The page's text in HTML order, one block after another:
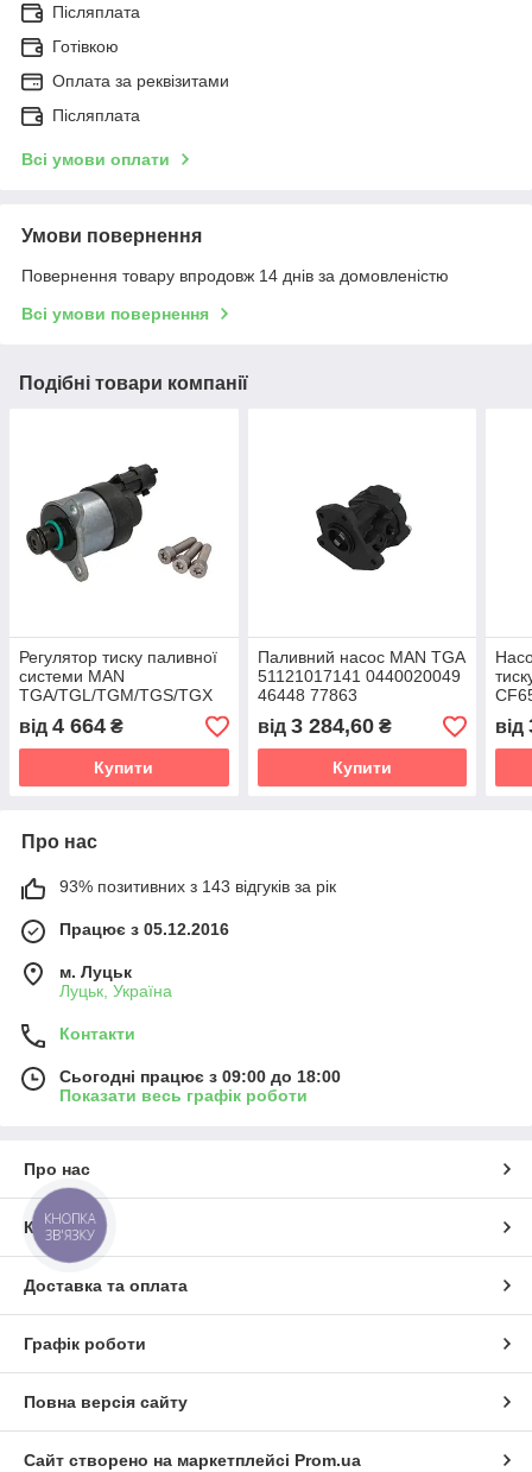
Післяплата
Готівкою
Оплата за реквізитами
Післяплата
Всі умови оплати
Умови повернення
Повернення товару впродовж 14 днів за домовленістю
Всі умови повернення
Подібні товари компанії
Регулятор тиску паливної
системи MAN
TGA/TGL/TGM/TGS/TGX
(BOSCH) 1465ZS0096
від 4 664 ₴
Купити
Паливний насос MAN TGA
51121017141 0440020049
46448 77863
від 3 284,60₴
Купити
від
Про нас
93% позитивних з 143 відгуків за рік
Працює з 05.12.2016
м. Луцьк
Луцьк, Україна
Контакти
Сьогодні працює з 09:00 до 18:00
Показати весь графік роботи
Про нас
Контакти
Доставка та оплата
Графік роботи
Повна версія сайту
Сайт створено на маркетплейсі Prom.ua
КНОПКА
ЗВ'ЯЗКУ